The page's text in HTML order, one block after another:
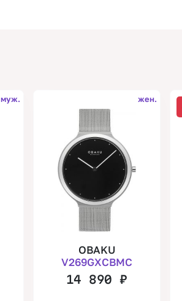
муж. жен.
OBAKU
V269GXCBMC
14 890₽